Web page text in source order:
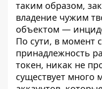
таким образом,
владение чужим
объектом —
По сути, в момент
принадлежность
токен, никак не
существует много